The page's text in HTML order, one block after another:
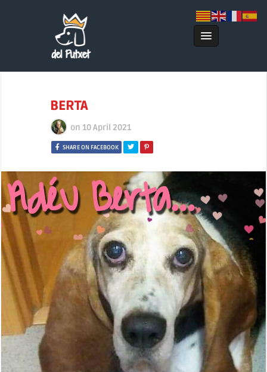
BERTA
on 10 April 2021
SHARE ON FACEBOOK